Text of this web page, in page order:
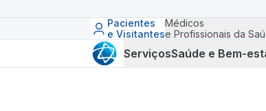
Pacientes
e Visitantes
Médicos
e Profissionais da
ServiçosSaúde e Bem-